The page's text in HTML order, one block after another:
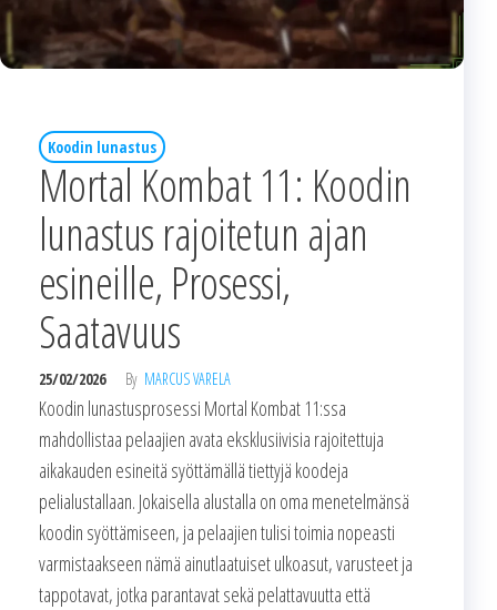
Koodin lunastus
Mortal Kombat 11: Koodin
lunastus rajoitetun ajan
esineille, Prosessi,
Saatavuus
25/02/2026 By MARCUS VARELA
Koodin lunastusprosessi Mortal Kombat 11:ssa
mahdollistaa pelaajien avata eksklusiivisia rajoitettuja
aikakauden esineitä syöttämällä tiettyjä koodeja
pelialustallaan. Jokaisella alustalla on oma menetelmänsä
koodin syöttämiseen, ja pelaajien tulisi toimia nopeasti
varmistaakseen nämä ainutlaatuiset ulkoasut, varusteet ja
tappotavat, jotka parantavat sekä pelattavuutta että